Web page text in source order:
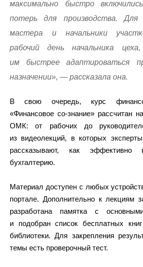
максимально быстро
потерь для производства.
мастера и начальники
рабочий день начальника
им быстрее адаптироваться
назначении», — рассказала она.
В свою очередь, курс
«Финансовое со-знание» рассчитан
ОМК: от рабочих до
из видеолекций, в которых
рассказывают, как эффективно
бухгалтерию.
Материал доступен с любых
портале. Дополнительно к лекциям
разработана памятка с
и подобран список бесплатных
библиотеки. Для закрепления
темы есть проверочный тест.